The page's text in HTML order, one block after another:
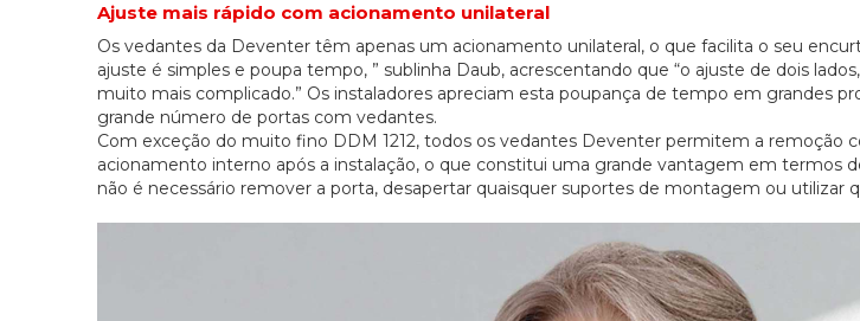
Ajuste mais rápido com acionamento unilateral
Os vedantes da Deventer têm apenas um acionamento unilateral, o que facilita o seu
ajuste é simples e poupa tempo, ” sublinha Daub, acrescentando que “o ajuste de dois
muito mais complicado.” Os instaladores apreciam esta poupança de tempo em grandes
grande número de portas com vedantes.
Com exceção do muito fino DDM 1212, todos os vedantes Deventer permitem a remoção
acionamento interno após a instalação, o que constitui uma grande vantagem em termos
não é necessário remover a porta, desapertar quaisquer suportes de montagem ou utilizar